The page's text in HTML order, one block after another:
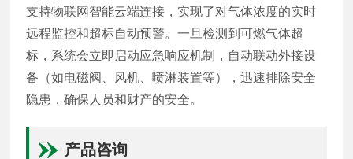
支持物联网智能云端连接，实现了对气体浓度的实时
远程监控和超标自动预警。一旦检测到可燃气体超
标，系统会立即启动应急响应机制，自动联动外接设
备（如电磁阀、风机、喷淋装置等），迅速排除安全
隐患，确保人员和财产的安全。
产品咨询